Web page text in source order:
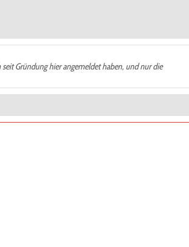
Gründung hier angemeldet haben, und nur die